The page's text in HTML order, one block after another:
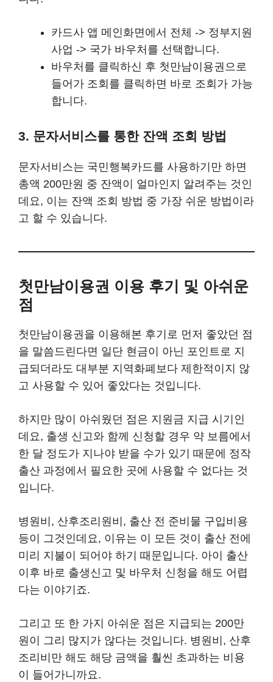
카드사 앱 메인화면에서 전체 -> 정부지원
사업 -> 국가 바우처를 선택합니다.
바우처를 클릭하신 후 첫만남이용권으로
들어가 조회를 클릭하면 바로 조회가 가능
합니다.
3. 문자서비스를 통한 잔액 조회 방법
문자서비스는 국민행복카드를 사용하기만 하면
총액 200만원 중 잔액이 얼마인지 알려주는 것인
데요, 이는 잔액 조회 방법 중 가장 쉬운 방법이라
고 할 수 있습니다.
첫만남이용권 이용 후기 및 아쉬운
점
첫만남이용권을 이용해본 후기로 먼저 좋았던 점
을 말씀드린다면 일단 현금이 아닌 포인트로 지
급되더라도 대부분 지역화폐보다 제한적이지 않
고 사용할 수 있어 좋았다는 것입니다.
하지만 많이 아쉬웠던 점은 지원금 지급 시기인
데요, 출생 신고와 함께 신청할 경우 약 보름에서
한 달 정도가 지나야 받을 수가 있기 때문에 정작
출산 과정에서 필요한 곳에 사용할 수 없다는 것
입니다.
병원비, 산후조리원비, 출산 전 준비물 구입비용
등이 그것인데요, 이유는 이 모든 것이 출산 전에
미리 지불이 되어야 하기 때문입니다. 아이 출산
이후 바로 출생신고 및 바우처 신청을 해도 어렵
다는 이야기죠.
그리고 또 한 가지 아쉬운 점은 지급되는 200만
원이 그리 많지가 않다는 것입니다. 병원비, 산후
조리비만 해도 해당 금액을 훨씬 초과하는 비용
이 들어가니까요.